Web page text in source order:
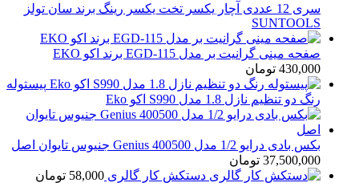
سری 12 عددی آچار یکسر تخت یکسر رینگ برند سان تولز
SUNTOOLS
صفحه مینی گرانیت بر مدل EGD-115 برند اکو EKO
430,000 تومان
پیستوله
رنگ دو تنظیم نازل 1.8 مدل S990 اکو Eko
بکس بادی درایو 1/2 مدل Genius 400500 جنیوس تایوان اصل
37,500,000 تومان
دستکش کار گالری 58,000 تومان